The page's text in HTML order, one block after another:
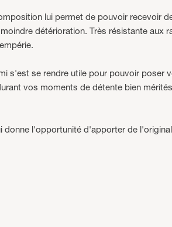
lui permet de pouvoir recevoir
détérioration. Très résistante aux
s'est se rendre utile pour pouvoir poser
vos moments de détente bien
donne l'opportunité d'apporter de